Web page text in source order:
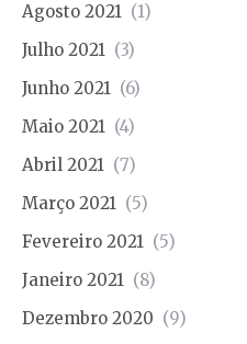
Agosto 2021 (1)
Julho 2021 (3)
Junho 2021 (6)
Maio 2021 (4)
Abril 2021 (7)
Março 2021 (5)
Fevereiro 2021 (5)
Janeiro 2021 (8)
Dezembro 2020 (9)